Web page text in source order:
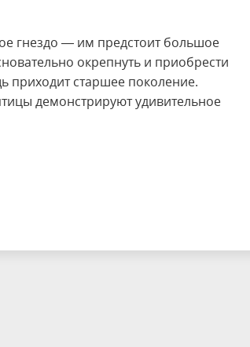
гнездо — им предстоит большое
окрепнуть и приобрести
приходит старшее поколение.
демонстрируют удивительное